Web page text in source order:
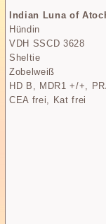
Indian Luna of
Hündin
VDH SSCD 3628
Sheltie
Zobelweiß
HD B, MDR1 +/+,
CEA frei, Kat frei